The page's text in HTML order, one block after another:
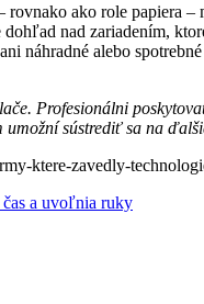
ako role papiera
nad zariadením,
náhradné alebo
Profesionálni
sústrediť sa na
ktere-zavedly-
čas a uvoľnia ruky